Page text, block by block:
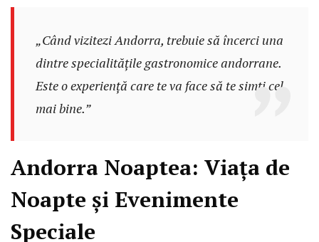
„Când vizitezi Andorra, trebuie să încerci una
dintre specialitățile gastronomice andorrane.
Este o experiență care te va face să te simți cel
mai bine.”
Andorra Noaptea: Viața de
Noapte și Evenimente
Speciale